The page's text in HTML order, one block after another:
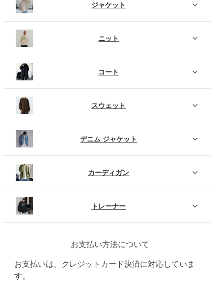
ジャケット
ニット
コート
スウェット
デニム ジャケット
カーディガン
トレーナー
お支払い方法について
お支払いは、クレジットカード決済に対応していま
す。